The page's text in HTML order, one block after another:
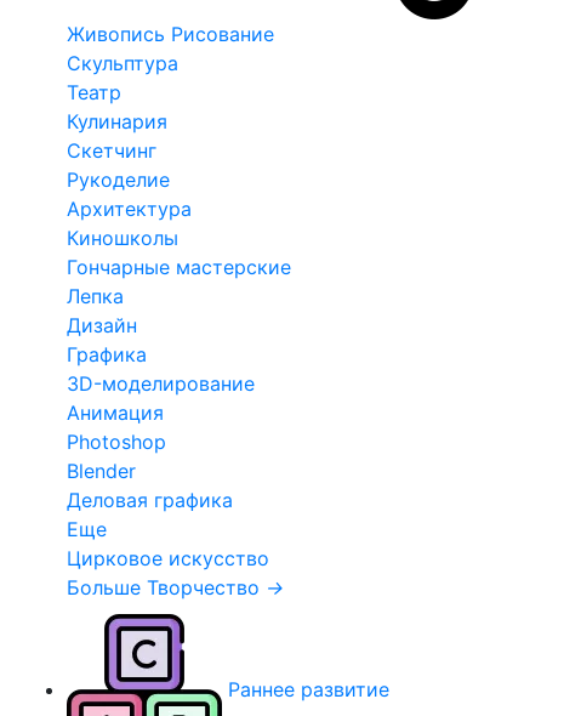
Живопись Рисование
Скульптура
Театр
Кулинария
Скетчинг
Рукоделие
Архитектура
Киношколы
Гончарные мастерские
Лепка
Дизайн
Графика
3D-моделирование
Анимация
Photoshop
Blender
Деловая графика
Еще
Цирковое искусство
Больше Творчество →
Раннее развитие